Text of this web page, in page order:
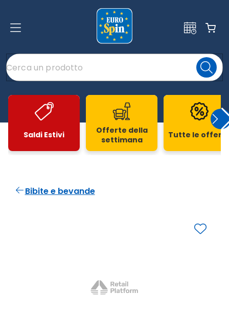
Saldi Estivi
Offerte della
settimana
Tutte le
Bibite e bevande